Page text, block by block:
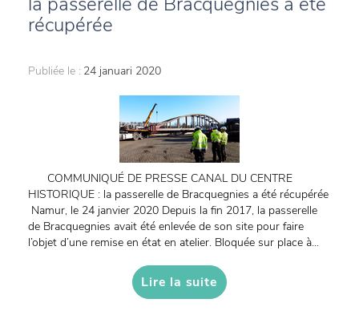
récupérée
Publiée le : 24 januari 2020
COMMUNIQUÉ DE PRESSE CANAL DU CENTRE
HISTORIQUE : la passerelle de Bracquegnies a été récupérée
Namur, le 24 janvier 2020 Depuis la fin 2017, la passerelle
de Bracquegnies avait été enlevée de son site pour faire
l’objet d’une remise en état en atelier. Bloquée sur place à...
Lire la suite